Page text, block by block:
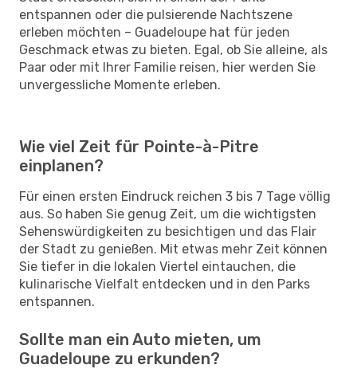
entspannen oder die pulsierende Nachtszene
erleben möchten – Guadeloupe hat für jeden
Geschmack etwas zu bieten. Egal, ob Sie alleine, als
Paar oder mit Ihrer Familie reisen, hier werden Sie
unvergessliche Momente erleben.
Wie viel Zeit für Pointe-à-Pitre
einplanen?
Für einen ersten Eindruck reichen 3 bis 7 Tage völlig
aus. So haben Sie genug Zeit, um die wichtigsten
Sehenswürdigkeiten zu besichtigen und das Flair
der Stadt zu genießen. Mit etwas mehr Zeit können
Sie tiefer in die lokalen Viertel eintauchen, die
kulinarische Vielfalt entdecken und in den Parks
entspannen.
Sollte man ein Auto mieten, um
Guadeloupe zu erkunden?